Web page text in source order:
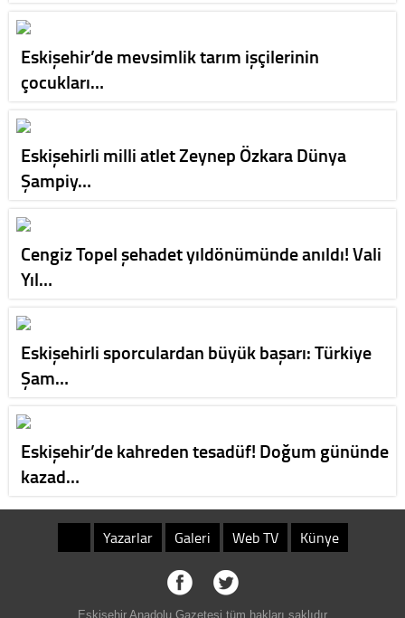
Eskişehir’de mevsimlik tarım işçilerinin
çocukları…
Eskişehirli milli atlet Zeynep Özkara Dünya
Şampiy…
Cengiz Topel şehadet yıldönümünde anıldı! Vali
Yıl…
Eskişehirli sporculardan büyük başarı: Türkiye
Şam…
Eskişehir’de kahreden tesadüf! Doğum gününde
kazad…
Yazarlar Galeri Web TV Künye
Eskişehir Anadolu Gazetesi tüm hakları saklıdır